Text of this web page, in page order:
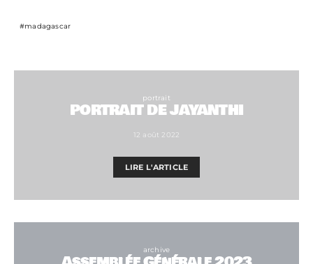
madagascar
portrait
PORTRAIT DE JAYANTHI
12 août 2022
LIRE L'ARTICLE
archive